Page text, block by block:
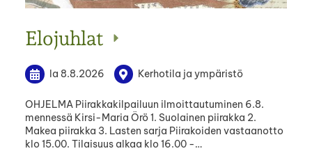
Elojuhlat
la 8.8.2026 Kerhotila ja ympäristö
OHJELMA Piirakkakilpailuun ilmoittautuminen 6.8.
mennessä Kirsi-Maria Örö 1. Suolainen piirakka 2.
Makea piirakka 3. Lasten sarja Piirakoiden vastaanotto
klo 15.00. Tilaisuus alkaa klo 16.00 -…